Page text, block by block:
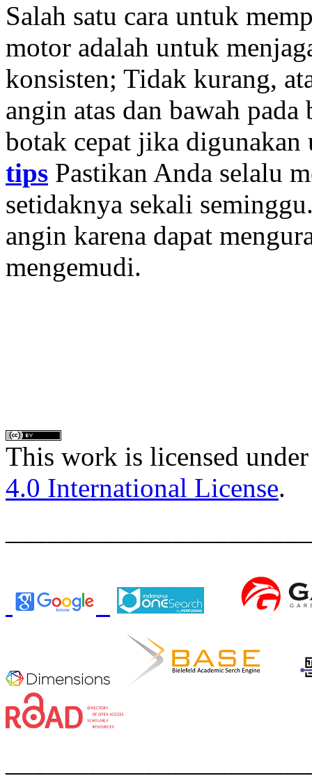
Salah satu cara untuk
motor adalah untuk
konsisten; Tidak kurang,
angin atas dan bawah
botak cepat jika
tips Pastikan Anda selalu
setidaknya sekali
angin karena dapat
mengemudi.
This work is licensed
4.0 International License.